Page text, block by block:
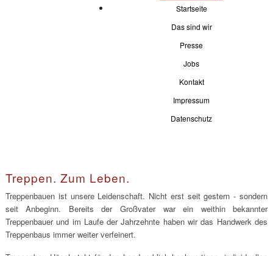
Startseite
Das sind wir
Presse
Jobs
Kontakt
Impressum
Datenschutz
Treppen. Zum Leben.
Treppenbauen ist unsere Leidenschaft. Nicht erst seit gestern - sondern
seit Anbeginn. Bereits der Großvater war ein weithin bekannter
Treppenbauer und im Laufe der Jahrzehnte haben wir das Handwerk des
Treppenbaus immer weiter verfeinert.